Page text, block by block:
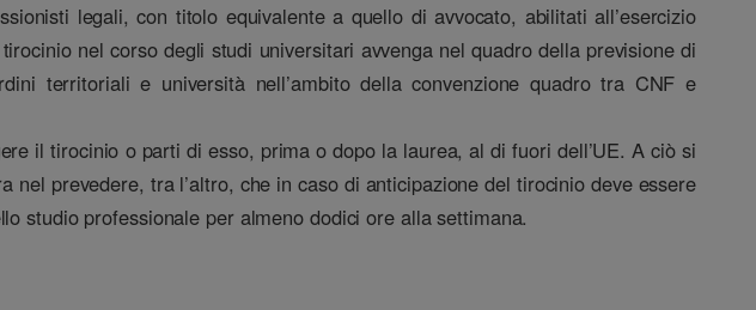
legali, con titolo equivalente a quello di avvocato, abilitati all’esercizio
nel corso degli studi universitari avvenga nel quadro della previsione di
territoriali e università nell’ambito della convenzione quadro tra CNF e
il tirocinio o parti di esso, prima o dopo la laurea, al di fuori dell’UE. A ciò si
prevedere, tra l’altro, che in caso di anticipazione del tirocinio deve essere
studio professionale per almeno dodici ore alla settimana.